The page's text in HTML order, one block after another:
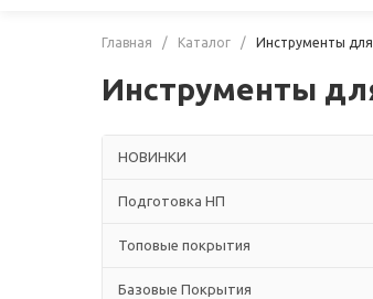
Главная / Каталог / Инструменты
Инструменты
НОВИНКИ
Подготовка НП
Топовые покрытия
Базовые Покрытия